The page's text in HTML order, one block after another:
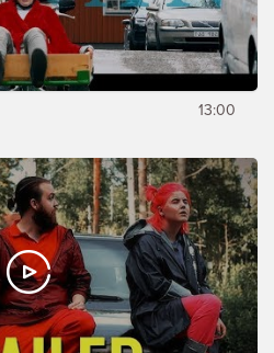
13:00